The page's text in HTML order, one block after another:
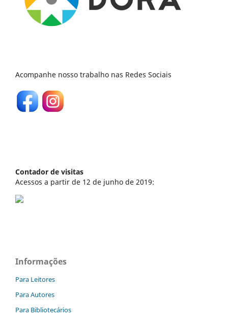
Acompanhe nosso trabalho nas Redes Sociais
Contador de visitas
Acessos a partir de 12 de junho de 2019:
Informações
Para Leitores
Para Autores
Para Bibliotecários